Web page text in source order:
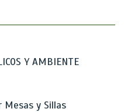
Y AMBIENTE
Mesas y Sillas